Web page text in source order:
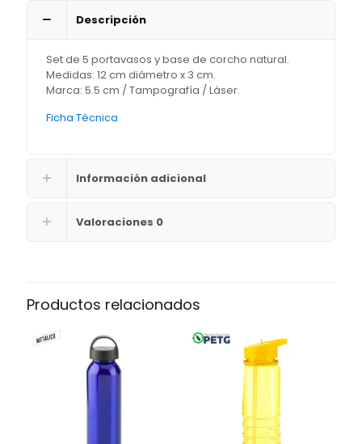
Descripción
Set de 5 portavasos y base de corcho natural.
Medidas: 12 cm diámetro x 3 cm.
Marca: 5.5 cm / Tampografía / Láser.
Ficha Técnica
Información adicional
Valoraciones 0
Productos relacionados